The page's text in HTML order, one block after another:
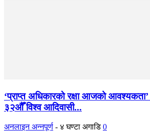
‘प्राप्त अधिकारको रक्षा आजको
३२औँ विश्व आदिवासी...
अनलाइन अन्नपूर्ण - ४ घण्टा अगाडि 0